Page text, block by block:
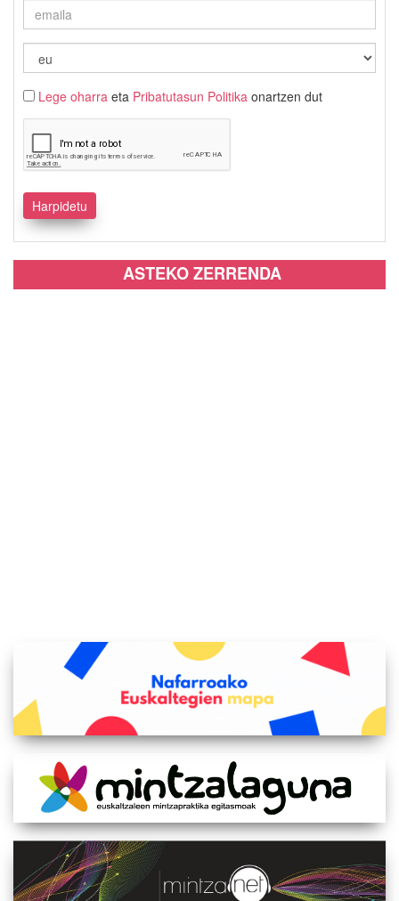
Lege oharra eta Pribatutasun Politika onartzen dut
ASTEKO ZERRENDA